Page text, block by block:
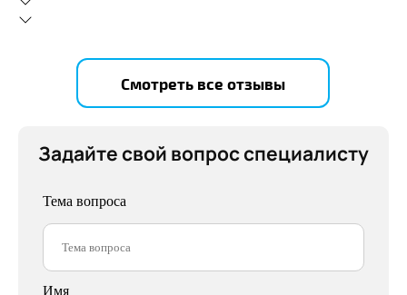
Смотреть все отзывы
Задайте свой вопрос специалисту
Тема вопроса
Имя